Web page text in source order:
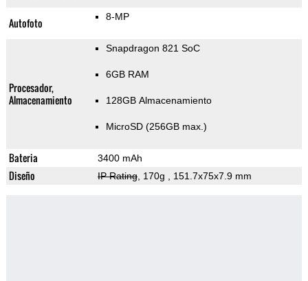
Autofoto 8-MP
Procesador,
Almacenamiento
Snapdragon 821 SoC
6GB RAM
128GB Almacenamiento
MicroSD (256GB max.)
Bateria 3400 mAh
Diseño IP Rating, 170g , 151.7x75x7.9 mm